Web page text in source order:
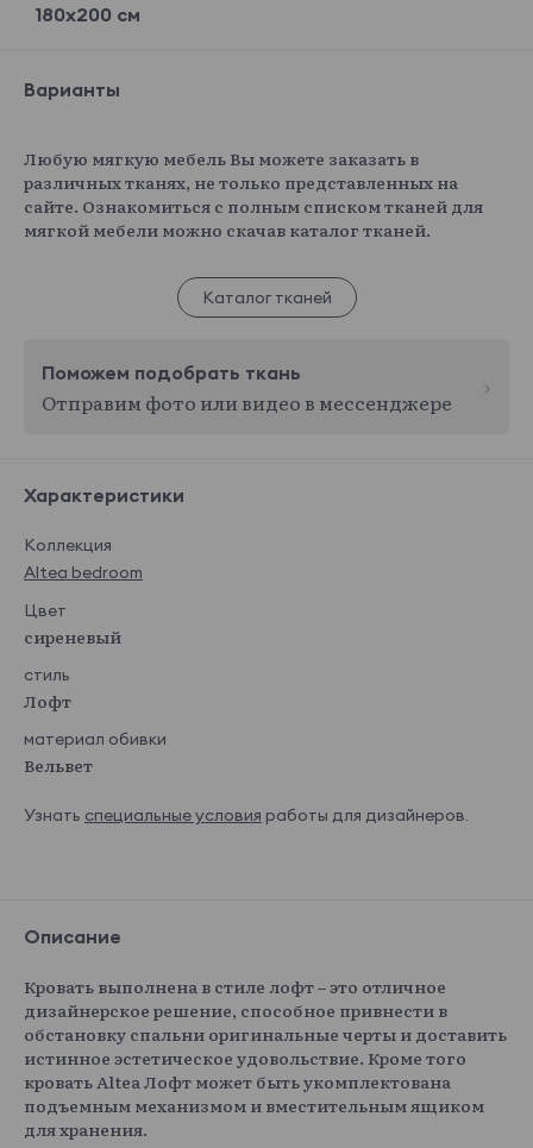
180x200 см
Варианты
Любую мягкую мебель Вы можете заказать в
различных тканях, не только представленных на
сайте. Ознакомиться с полным списком тканей для
мягкой мебели можно скачав каталог тканей.
Каталог тканей
Поможем подобрать ткань
Отправим фото или видео в мессенджере
Характеристики
Коллекция
Altea bedroom
Цвет
сиреневый
стиль
Лофт
материал обивки
Вельвет
Узнать специальные условия работы для дизайнеров.
Описание
Кровать выполнена в стиле лофт – это отличное
дизайнерское решение, способное привнести в
обстановку спальни оригинальные черты и доставить
истинное эстетическое удовольствие. Кроме того
кровать Altea Лофт может быть укомплектована
подъемным механизмом и вместительным ящиком
для хранения.